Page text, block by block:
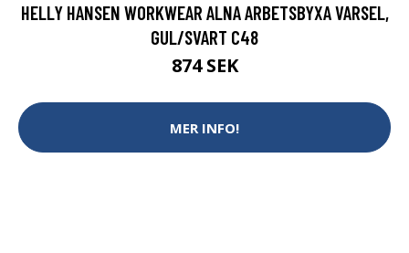
HELLY HANSEN WORKWEAR ALNA ARBETSBYXA VARSEL,
GUL/SVART C48
874 SEK
MER INFO!